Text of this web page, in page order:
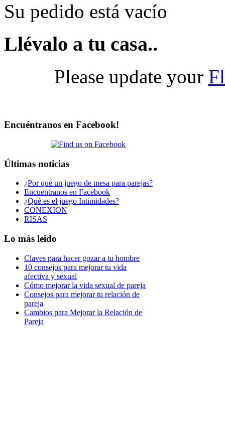
Su pedido está vacío
Llévalo a tu casa..
Please update your
Encuéntranos en Facebook!
Últimas noticias
¿Por qué un juego de mesa para parejas?
Encuentranos en Facebook
¿Qué es el juego Intimidades?
CONEXION
RISAS
Lo más leido
Claves para hacer gozar a tu hombre
10 consejos para mejorar tu vida
afectiva y sexual
Cómo mejorar la vida sexual de pareja
Consejos para mejorar tu relación de
pareja
Cambios para Mejorar la Relación de
Pareja